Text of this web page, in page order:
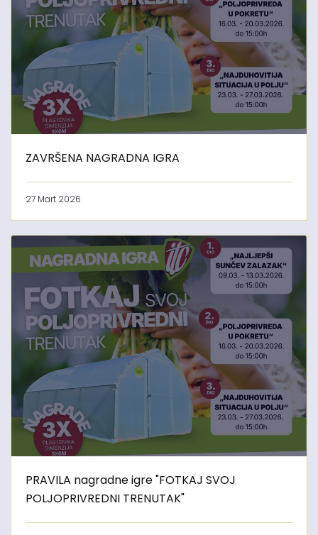
ZAVRŠENA NAGRADNA IGRA
27 Mart 2026
PRAVILA nagradne igre "FOTKAJ SVOJ
POLJOPRIVREDNI TRENUTAK"